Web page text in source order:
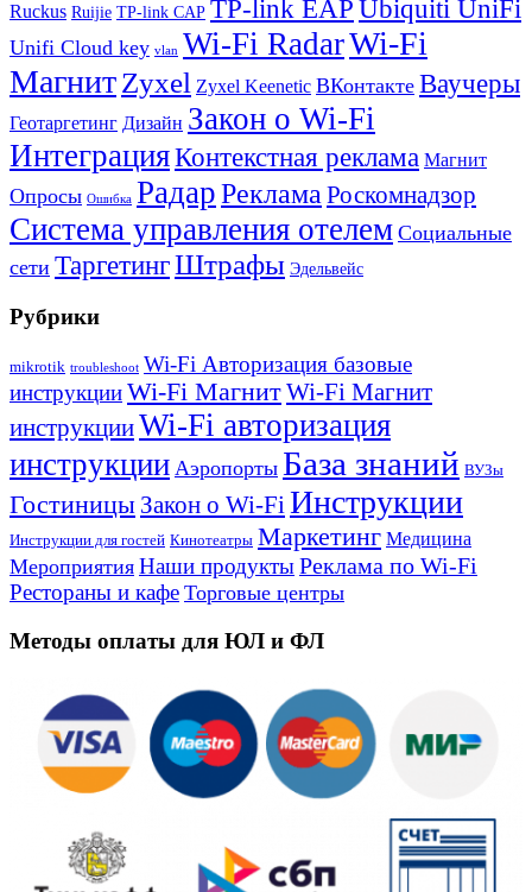
Ruckus Ruijie TP-link CAP TP-link EAP Ubiquiti UniFi
Unifi Cloud key vlan Wi-Fi RadarWi-Fi
МагнитZyxel Zyxel Keenetic ВКонтакте Ваучеры
Геотаргетинг Дизайн Закон о Wi-Fi
ИнтеграцияКонтекстная реклама Магнит
Опросы Ошибка РадарРеклама Роскомнадзор
Система управления отелем Социальные
сети ТаргетингШтрафы Эдельвейс
Рубрики
mikrotik troubleshoot Wi-Fi Авторизация базовые
инструкцииWi-Fi МагнитWi-Fi Магнит
инструкцииWi-Fi авторизация
инструкции Аэропорты База знаний ВУЗы
Гостиницы Закон о Wi-FiИнструкции
Инструкции для гостей Кинотеатры Маркетинг Медицина
Мероприятия Наши продуктыРеклама по Wi-Fi
Рестораны и кафе Торговые центры
Методы оплаты для ЮЛ и ФЛ